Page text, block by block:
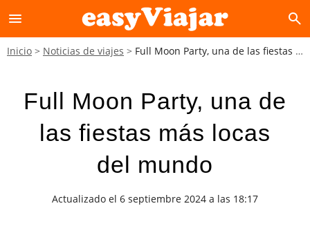
menu search
Inicio Noticias de viajes Full Moon Party, una de las fiestas más locas del mundo
Full Moon Party, una de
las fiestas más locas
del mundo
Actualizado el 6 septiembre 2024 a las 18:17